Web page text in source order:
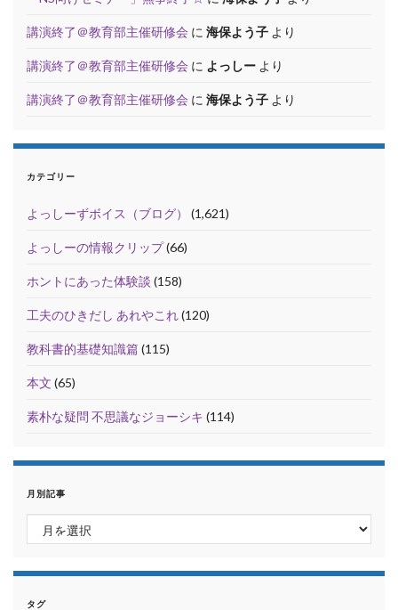
講演終了＠教育部主催研修会 に 海保よう子 より
講演終了＠教育部主催研修会 に よっしー より
講演終了＠教育部主催研修会 に 海保よう子 より
カテゴリー
よっしーずボイス（ブログ） (1,621)
よっしーの情報クリップ(66)
ホントにあった体験談 (158)
工夫のひきだし あれやこれ(120)
教科書的基礎知識篇 (115)
本文 (65)
素朴な疑問 不思議なジョーシキ (114)
月別記事
月別記事
タグ